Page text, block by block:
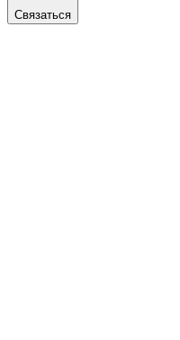
Связаться